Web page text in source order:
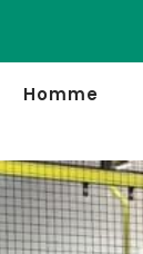
Homme